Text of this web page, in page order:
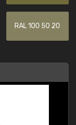
RAL 100 50 20